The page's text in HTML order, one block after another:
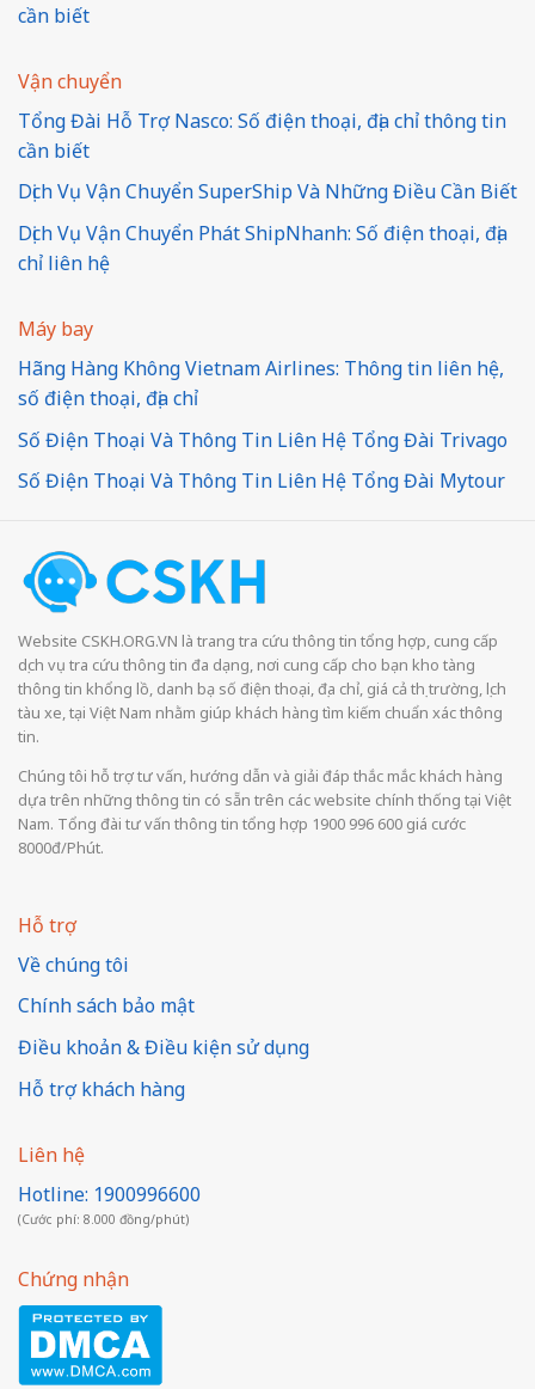
cần biết
Vận chuyển
Tổng Đài Hỗ Trợ Nasco: Số điện thoại, địa chỉ thông tin
cần biết
Dịch Vụ Vận Chuyển SuperShip Và Những Điều Cần Biết
Dịch Vụ Vận Chuyển Phát ShipNhanh: Số điện thoại, địa
chỉ liên hệ
Máy bay
Hãng Hàng Không Vietnam Airlines: Thông tin liên hệ,
số điện thoại, địa chỉ
Số Điện Thoại Và Thông Tin Liên Hệ Tổng Đài Trivago
Số Điện Thoại Và Thông Tin Liên Hệ Tổng Đài Mytour
Website CSKH.ORG.VN là trang tra cứu thông tin tổng hợp, cung cấp
dịch vụ tra cứu thông tin đa dạng, nơi cung cấp cho bạn kho tàng
thông tin khổng lồ, danh bạ số điện thoại, địa chỉ, giá cả thị trường, lịch
tàu xe, tại Việt Nam nhằm giúp khách hàng tìm kiếm chuẩn xác thông
tin.
Chúng tôi hỗ trợ tư vấn, hướng dẫn và giải đáp thắc mắc khách hàng
dựa trên những thông tin có sẵn trên các website chính thống tại Việt
Nam. Tổng đài tư vấn thông tin tổng hợp 1900 996 600 giá cước
8000đ/Phút.
Hỗ trợ
Về chúng tôi
Chính sách bảo mật
Điều khoản & Điều kiện sử dụng
Hỗ trợ khách hàng
Liên hệ
Hotline: 1900996600
(Cước phí: 8.000 đồng/phút)
Chứng nhận